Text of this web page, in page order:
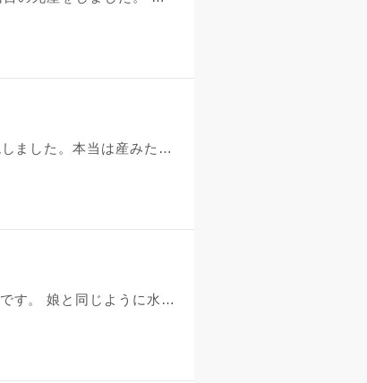
私は、今から12年ほど前、当時交際していた彼氏との子供を中絶しました。本当は産みたかったですが、経済的な理由で周りから大反対され、最後は子供の幸せのためと言い聞かせて、中絶の道を選びました。 その後彼とは別れてしまい、忙しさや体調不良を言い訳に、永代供養をしていませんでした。 8年前、1年間の交際を経て今の夫と結婚しましたが、結婚して8年になる今もまだ子供ができません。 世間では、水子を出すと水子が子宮に住み着いて、二度と子供ができなくなるという説もあれば、水子に祟りなどないという説がありますが、結局はどちらなのだろう、、、、。確かに供養を10年以上しなかった私は酷い人間だと思います。でも、必死に前を向いて努力してきたのに！それでも幸せになってはいけないの？！私は自分の子供を産むことさえ許されないの？！どうして私の幸せになりたい気持ちを邪魔するの？！どうしていつまでも私の側を離れてくれないの？！と、あろうことか水子に対して怒りを持ってしまうような私は、供養に行くにはふさわしくないですよね。 自分の都合で子供の命を消すような私は、一生罪を背負わなくてはいけないのですか？
娘が一人と、その後に産んであげられなかった水子さんがいる者です。 娘と同じように水子にしてしまった子も、ハスノハで回答を頂いた通りずっと大切に思っています。 今ではありませんが、娘に兄弟を作ってあげたいと主人が言います…。私も本当はそう思っていますが、あの時産んであげられなかった赤ちゃんが、どう思うのかが心配です…。 どの子も大切な我が子には変わりありませんが、水子が可哀想で…。赤ちゃんは新しい兄弟ができたら、悲しい、辛い、なぜ？などと、苦しんでしまうでしょうか？ 水子に悲しい思いはさせたくありません。娘と水子さんだけを愛していく方が良いでしょうか？ 都合の良い話で、本当に申し訳ありません。水子さんは新しい兄弟をどう思うのでしょうか…。